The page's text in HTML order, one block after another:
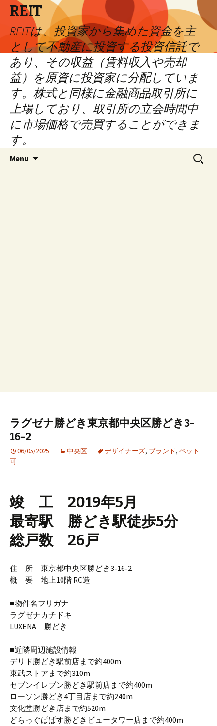
REIT
REITは、投資家から集めた資金を主
として不動産に投資する投資信託で
あり、その収益（賃料収入や売却
益）を原資に投資家に分配していま
す。株式と同様に金融商品取引所に
上場しており、取引所の立会時間中
に市場価格で売買することができま
す。
Menu
Search
for:
ラグゼナ勝どき東京都中央区勝どき3-
16-2
06/05/2025 中央区 デザイナーズ, ブランド, ペット
可
竣 工 2019年5月
最寄駅 勝どき駅徒歩5分
総戸数 26戸
住 所 東京都中央区勝どき3-16-2
概 要 地上10階 RC造
■物件名フリガナ
ラグゼナカチドキ
LUXENA 勝どき
■近隣周辺施設情報
デリド勝どき駅前店まで約400m
東武ストアまで約310m
セブンイレブン勝どき駅前店まで約400m
ローソン勝どき4丁目店まで約240m
文化堂勝どき店まで約520m
どらっぐぱぱす勝どきビュータワー店まで約400m